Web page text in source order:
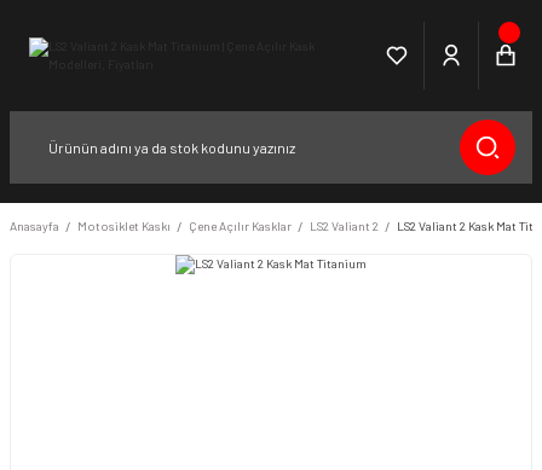
Anasayfa Motosiklet Kaskı Çene Açılır Kasklar LS2 Valiant 2 LS2 Valiant 2 Kask Mat